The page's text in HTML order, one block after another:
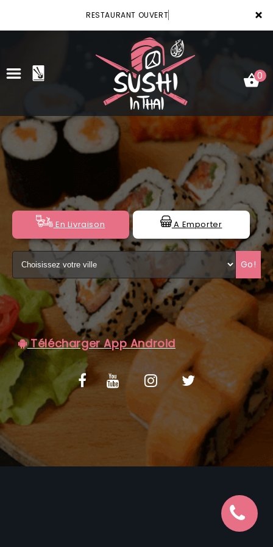
×
RESTAURANT OUVERT
ACCUEIL
VOTRE COMPTE
NOTRE RESTAURANT
VOS AVIS
MENTIONS LÉGALES
C.G.V
0
En Livraison A Emporter
Go!
Télécharger App Android